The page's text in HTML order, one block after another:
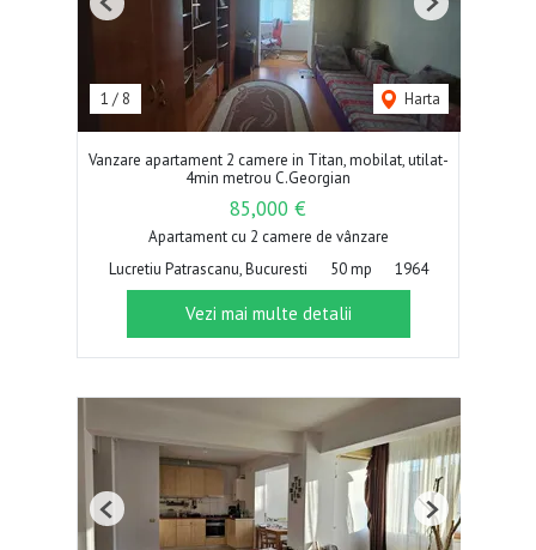
1 / 8 Harta
Previous Next
Vanzare apartament 2 camere in Titan, mobilat, utilat-
4min metrou C.Georgian
85,000 €
Apartament cu 2 camere de vânzare
Lucretiu Patrascanu, Bucuresti
50 mp 1964
Vezi mai multe detalii
Previous Next